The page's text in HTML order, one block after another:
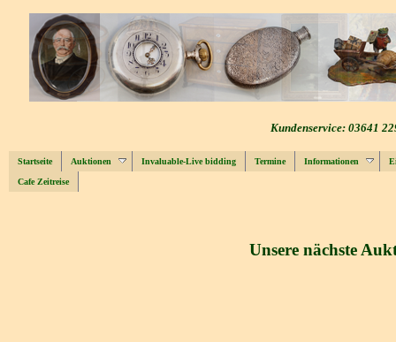
Kundenservice: 03641
Startseite Auktionen Invaluable-Live bidding Termine Informationen
Cafe Zeitreise
Unsere nächste